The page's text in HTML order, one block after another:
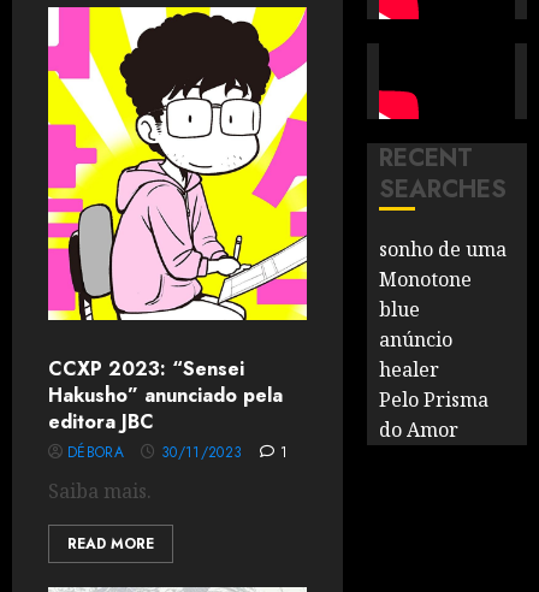
CCXP 2023: “Sensei
Hakusho” anunciado pela
editora JBC
DÉBORA 30/11/2023 1
Saiba mais.
READ MORE
RECENT
SEARCHES
sonho de uma
Monotone
blue
anúncio
healer
Pelo Prisma
do Amor